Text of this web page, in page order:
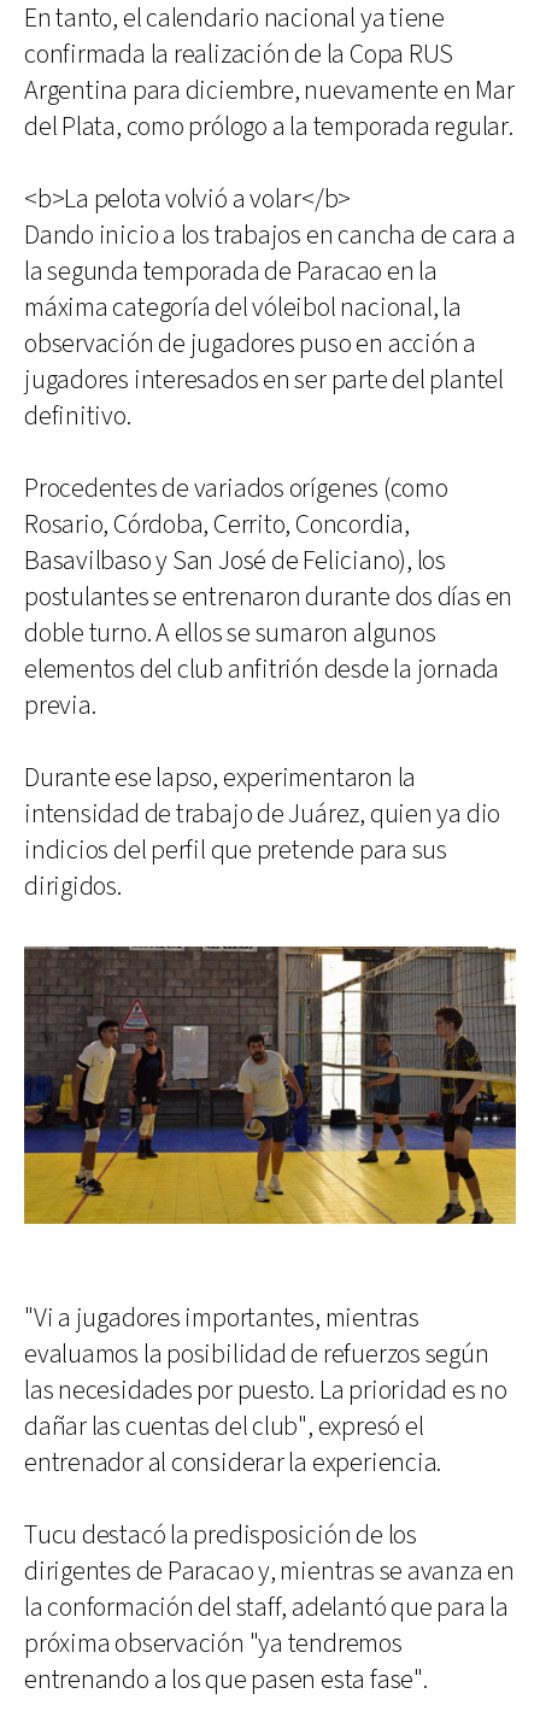
En tanto, el calendario nacional ya tiene
confirmada la realización de la Copa RUS
Argentina para diciembre, nuevamente en Mar
del Plata, como prólogo a la temporada regular.
<b>La pelota volvió a volar</b>
Dando inicio a los trabajos en cancha de cara a
la segunda temporada de Paracao en la
máxima categoría del vóleibol nacional, la
observación de jugadores puso en acción a
jugadores interesados en ser parte del plantel
definitivo.
Procedentes de variados orígenes (como
Rosario, Córdoba, Cerrito, Concordia,
Basavilbaso y San José de Feliciano), los
postulantes se entrenaron durante dos días en
doble turno. A ellos se sumaron algunos
elementos del club anfitrión desde la jornada
previa.
Durante ese lapso, experimentaron la
intensidad de trabajo de Juárez, quien ya dio
indicios del perfil que pretende para sus
dirigidos.
"Vi a jugadores importantes, mientras
evaluamos la posibilidad de refuerzos según
las necesidades por puesto. La prioridad es no
dañar las cuentas del club", expresó el
entrenador al considerar la experiencia.
Tucu destacó la predisposición de los
dirigentes de Paracao y, mientras se avanza en
la conformación del staff, adelantó que para la
próxima observación "ya tendremos
entrenando a los que pasen esta fase".